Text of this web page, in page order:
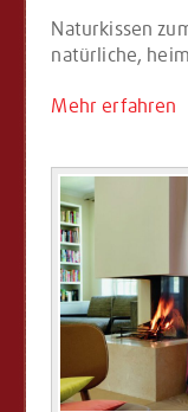
Naturkissen
natürliche,
Mehr erfahren